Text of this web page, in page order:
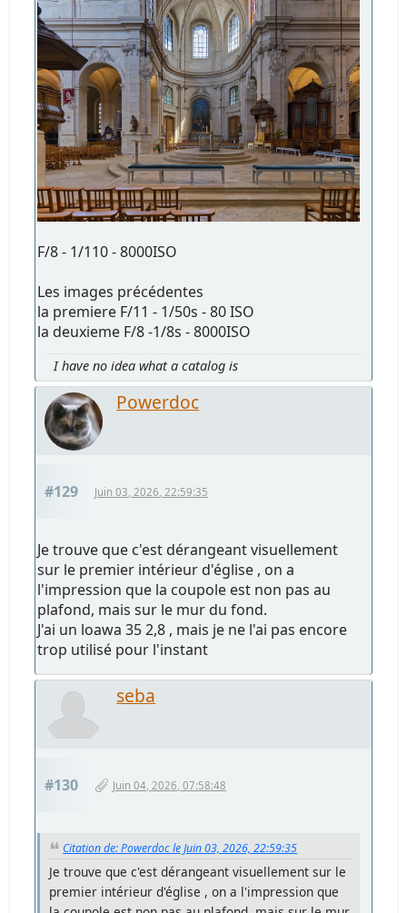
F/8 - 1/110 - 8000ISO
Les images précédentes
la premiere F/11 - 1/50s - 80 ISO
la deuxieme F/8 -1/8s - 8000ISO
I have no idea what a catalog is
Powerdoc
#129 Juin 03, 2026, 22:59:35
Je trouve que c'est dérangeant visuellement
sur le premier intérieur d'église , on a
l'impression que la coupole est non pas au
plafond, mais sur le mur du fond.
J'ai un loawa 35 2,8 , mais je ne l'ai pas encore
trop utilisé pour l'instant
seba
#130 Juin 04, 2026, 07:58:48
Citation de: Powerdoc le Juin 03, 2026, 22:59:35
Je trouve que c'est dérangeant visuellement sur le
premier intérieur d'église , on a l'impression que